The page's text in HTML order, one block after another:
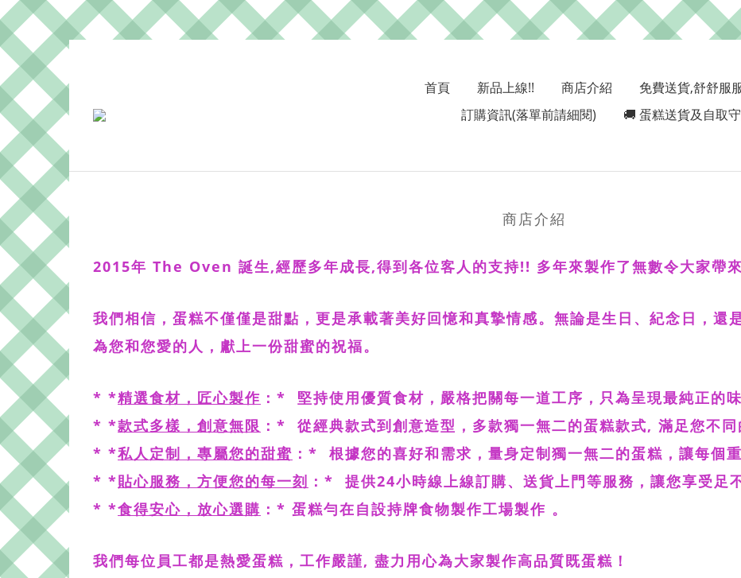
首頁 新品上線!! 商店介紹 免費送貨,舒舒服
訂購資訊(落單前請細閱)
🚚 蛋糕送貨及自取
商店介紹
2015年 The Oven 誕生,經歷多年成長,得到各位客人的支持!! 多年來製作了無數令大家帶
我們相信，蛋糕不僅僅是甜點，更是承載著美好回憶和真摯情感。無論是生日、紀念日，
為您和您愛的人，獻上一份甜蜜的祝福。
* *精選食材，匠心製作 ：* 堅持使用優質食材，嚴格把關每一道工序，只為呈現最純正的味
* *款式多樣，創意無限 ：* 從經典款式到創意造型，多款獨一無二的蛋糕款式, 滿足您不同
* *私人定制，專屬您的甜蜜 ：* 根據您的喜好和需求，量身定制獨一無二的蛋糕，讓每個
* *貼心服務，方便您的每一刻 ：* 提供24小時線上線訂購、送貨上門等服務，讓您享受足
* *食得安心 ，放心選購 ：* 蛋糕勻在自設持牌食物製作工場製作 。
我們每位員工都是熱愛蛋糕，工作嚴謹, 盡力用心為大家製作高品質既蛋糕！